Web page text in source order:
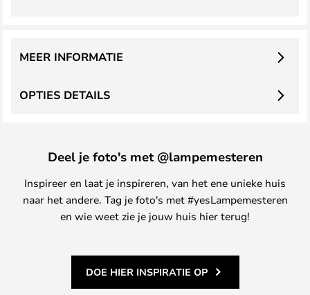
OPTIES DETAILS
MEER INFORMATIE
Deel je foto's met @lampemesteren
Inspireer en laat je inspireren, van het ene unieke huis
naar het andere. Tag je foto's met #yesLampemesteren
en wie weet zie je jouw huis hier terug!
DOE HIER INSPIRATIE OP